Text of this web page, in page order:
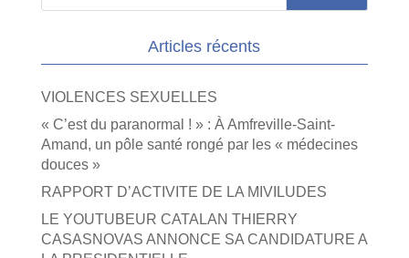
Articles récents
VIOLENCES SEXUELLES
« C’est du paranormal ! » : À Amfreville-Saint-
Amand, un pôle santé rongé par les « médecines
douces »
RAPPORT D’ACTIVITE DE LA MIVILUDES
LE YOUTUBEUR CATALAN THIERRY
CASASNOVAS ANNONCE SA CANDIDATURE A